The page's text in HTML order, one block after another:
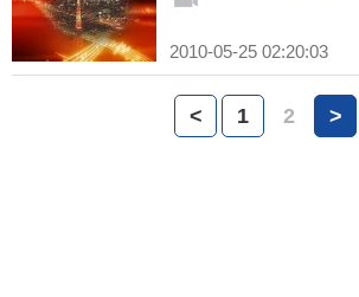
2010-05-25 02:20:03
< 1 2 >